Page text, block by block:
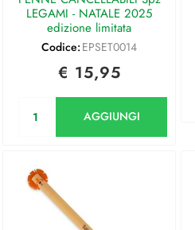
LEGAMI - NATALE 2025
edizione limitata
Codice: EPSET0014
€ 15,95
AGGIUNGI